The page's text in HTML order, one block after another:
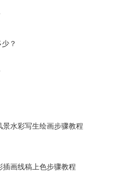
？
景水彩写生绘画步骤教程
插画线稿上色步骤教程